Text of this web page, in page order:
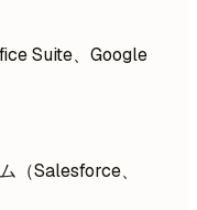
Suite、Google
（Salesforce、